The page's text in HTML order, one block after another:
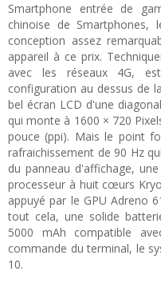
Smartphone entrée de
chinoise de
conception assez
appareil à ce prix.
avec les réseaux 4G,
configuration au dessus de
bel écran LCD d'une
qui monte à 1600 × 720
pouce (ppi). Mais le point
rafraichissement de 90 Hz
du panneau d'affichage,
processeur à huit cœurs
appuyé par le GPU Adreno
tout cela, une solide
5000 mAh compatible
commande du terminal, le
10.